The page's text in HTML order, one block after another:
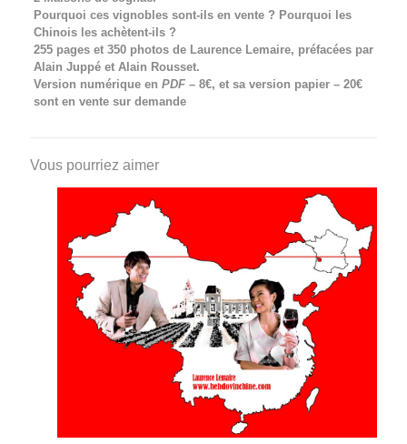
Pourquoi ces vignobles sont-ils en vente ? Pourquoi les
Chinois les achètent-ils ?
255 pages et 350 photos de Laurence Lemaire, préfacées par
Alain Juppé et Alain Rousset.
Version numérique en PDF– 8€, et sa version papier – 20€
sont en vente sur demande
Vous pourriez aimer